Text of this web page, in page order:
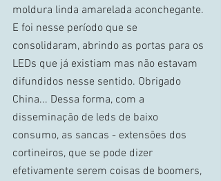
moldura linda amarelada aconchegante.
E foi nesse período que se
consolidaram, abrindo as portas para os
LEDs que já existiam mas não estavam
difundidos nesse sentido. Obrigado
China... Dessa forma, com a
disseminação de leds de baixo
consumo, as sancas - extensões dos
cortineiros, que se pode dizer
efetivamente serem coisas de boomers,